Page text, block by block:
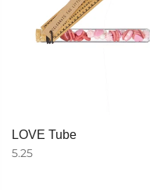
LOVE Tube
5.25